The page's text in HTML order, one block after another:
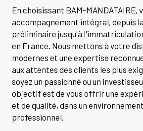
En choisissant BAM-MANDATAIRE,
accompagnement intégral, depuis
préliminaire jusqu'à
en France. Nous mettons à votre
modernes et une expertise
aux attentes des clients les plus
soyez un passionné ou un
objectif est de vous offrir une
et de qualité, dans un
professionnel.